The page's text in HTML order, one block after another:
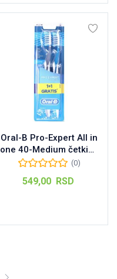
Oral-B Pro-Expert All in
one 40-Medium četkica
za zube, (0)
549,00 RSD